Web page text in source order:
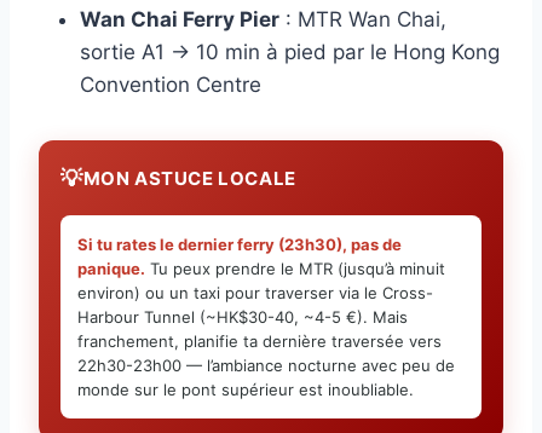
Wan Chai Ferry Pier : MTR Wan Chai,
sortie A1 → 10 min à pied par le Hong Kong
Convention Centre
MON ASTUCE LOCALE
Si tu rates le dernier ferry (23h30), pas de
panique. Tu peux prendre le MTR (jusqu’à minuit
environ) ou un taxi pour traverser via le Cross-
Harbour Tunnel (~HK$30-40, ~4-5 €). Mais
franchement, planifie ta dernière traversée vers
22h30-23h00 — l’ambiance nocturne avec peu de
monde sur le pont supérieur est inoubliable.